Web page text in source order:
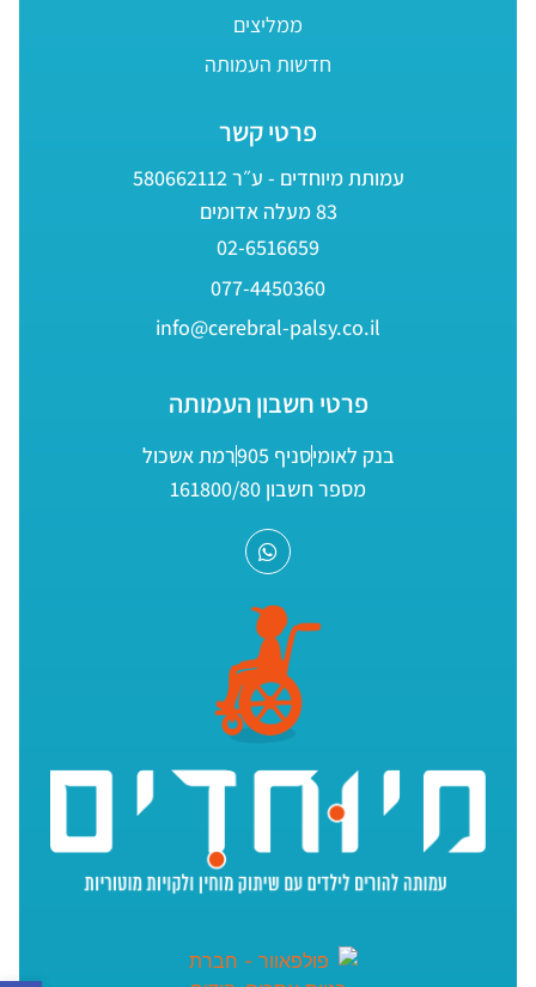
ממליצים
חדשות העמותה
פרטי קשר
עמותת מיוחדים - ע״ר 580662112
83 מעלה אדומים
02-6516659
077-4450360
info@cerebral-palsy.co.il
פרטי חשבון העמותה
בנק לאומיסניף 905
רמת אשכול
מספר חשבון 161800/80